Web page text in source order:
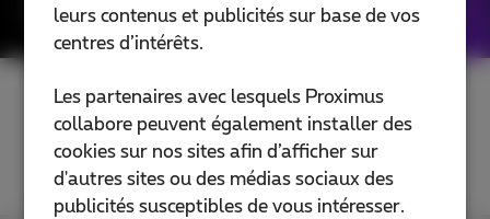
leurs contenus et publicités sur base de vos
centres d’intérêts.
Les partenaires avec lesquels Proximus
collabore peuvent également installer des
cookies sur nos sites afin d’afficher sur
d'autres sites ou des médias sociaux des
publicités susceptibles de vous intéresser.